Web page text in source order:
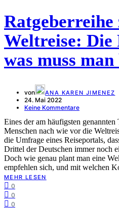
Ratgeberreihe
Weltreise: Die
was muss
von ANA KAREN JIMENEZ
24. Mai 2022
Keine Kommentare
Eines der am häufigsten
Menschen nach wie vor die
die Umfrage eines Reiseportals,
Drittel der Deutschen immer noch
Doch wie genau plant man eine
empfehlen sich, und mit welchen
MEHR LESEN
0
0
0